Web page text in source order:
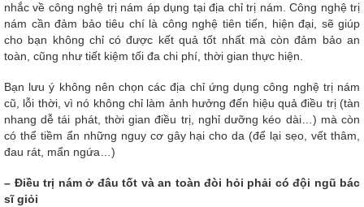
nhắc về công nghệ trị nám áp dụng tại địa chỉ trị nám. Công nghệ trị
nám cần đảm bảo tiêu chí là công nghệ tiên tiến, hiện đại, sẽ giúp
cho bạn không chỉ có được kết quả tốt nhất mà còn đảm bảo an
toàn, cũng như tiết kiệm tối đa chi phí, thời gian thực hiện.
Bạn lưu ý không nên chọn các địa chỉ ứng dụng công nghệ trị nám
cũ, lỗi thời, vì nó không chỉ làm ảnh hưởng đến hiệu quả điều trị (tàn
nhang dễ tái phát, thời gian điều trị, nghỉ dưỡng kéo dài…) mà còn
có thể tiềm ẩn những nguy cơ gây hại cho da (để lại sẹo, vết thâm,
đau rát, mẩn ngứa…)
– Điều trị nám ở đâu tốt và an toàn đòi hỏi phải có đội ngũ bác
sĩ giỏi